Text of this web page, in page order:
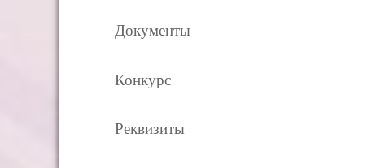
Документы
Конкурс
Реквизиты